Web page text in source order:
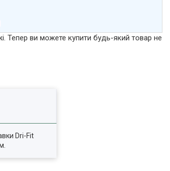
Тепер ви можете купити будь-який товар не
Dri-Fit